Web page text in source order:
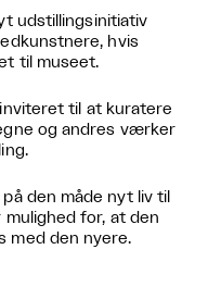
udstillingsinitiativ
hvis
til museet.
til at kuratere
og andres værker
den måde nyt liv til
mulighed for, at den
med den nyere.